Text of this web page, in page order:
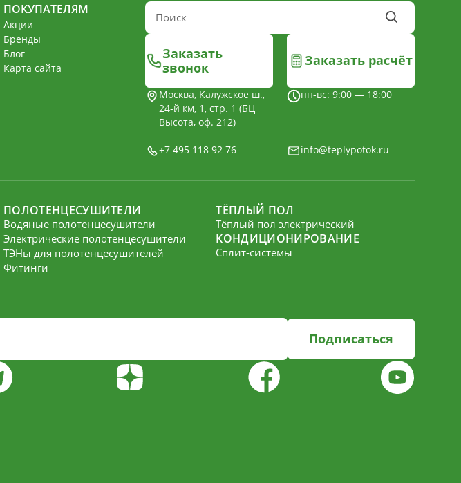
ПОКУПАТЕЛЯМ
Акции
Бренды
Блог
Карта сайта
Заказать
звонок
Заказать расчёт
Москва, Калужское ш.,
24-й км, 1, стр. 1 (БЦ
Высота, оф. 212)
пн-вс: 9:00 — 18:00
+7 495 118 92 76 info@teplypotok.ru
ПОЛОТЕНЦЕСУШИТЕЛИ
Водяные полотенцесушители
Электрические полотенцесушители
ТЭНы для полотенцесушителей
Фитинги
ТЁПЛЫЙ ПОЛ
Тёплый пол электрический
КОНДИЦИОНИРОВАНИЕ
Сплит-системы
Подписаться